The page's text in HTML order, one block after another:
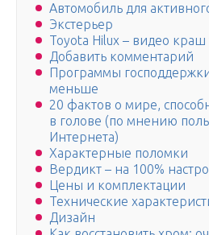
Автомобиль для
Экстерьер
Toyota Hilux – видео краш
Добавить комментарий
Программы
меньше
20 фактов о мире,
в голове (по мнению
Интернета)
Характерные поломки
Вердикт – на 100%
Цены и комплектации
Технические
Дизайн